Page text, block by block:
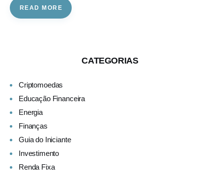
READ MORE
CATEGORIAS
Criptomoedas
Educação Financeira
Energia
Finanças
Guia do Iniciante
Investimento
Renda Fixa